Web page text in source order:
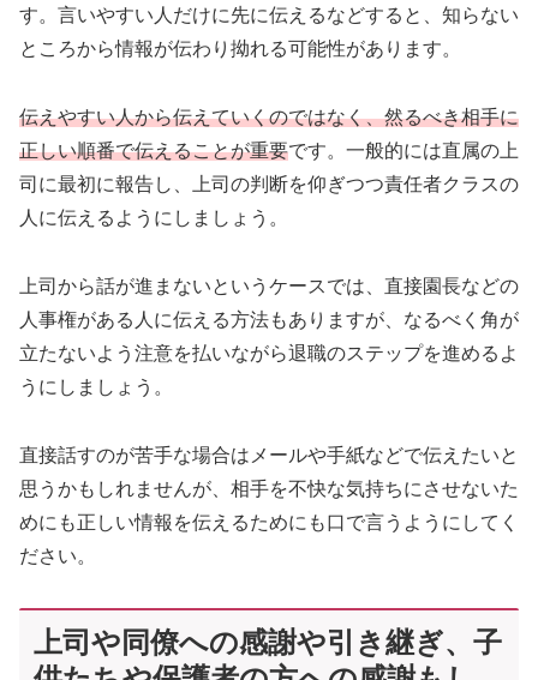
す。言いやすい人だけに先に伝えるなどすると、知らない
ところから情報が伝わり拗れる可能性があります。
伝えやすい人から伝えていくのではなく、然るべき相手に
正しい順番で伝えることが重要です。一般的には直属の上
司に最初に報告し、上司の判断を仰ぎつつ責任者クラスの
人に伝えるようにしましょう。
上司から話が進まないというケースでは、直接園長などの
人事権がある人に伝える方法もありますが、なるべく角が
立たないよう注意を払いながら退職のステップを進めるよ
うにしましょう。
直接話すのが苦手な場合はメールや手紙などで伝えたいと
思うかもしれませんが、相手を不快な気持ちにさせないた
めにも正しい情報を伝えるためにも口で言うようにしてく
ださい。
上司や同僚への感謝や引き継ぎ、子